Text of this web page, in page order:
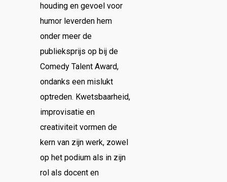
houding en gevoel voor
humor leverden hem
onder meer de
publieksprijs op bij de
Comedy Talent Award,
ondanks een mislukt
optreden. Kwetsbaarheid,
improvisatie en
creativiteit vormen de
kern van zijn werk, zowel
op het podium als in zijn
rol als docent en